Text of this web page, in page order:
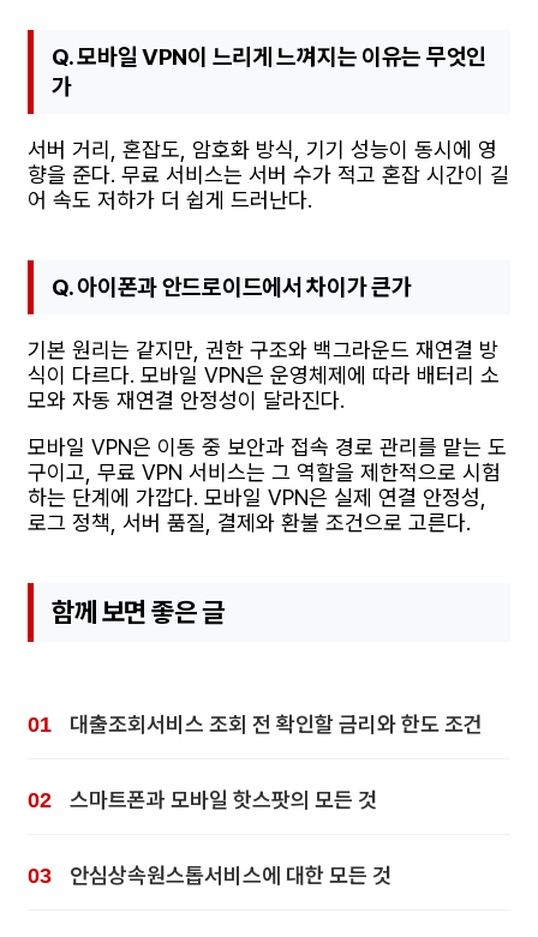
Q. 모바일 VPN이 느리게 느껴지는 이유는 무엇인
가
서버 거리, 혼잡도, 암호화 방식, 기기 성능이 동시에 영
향을 준다. 무료 서비스는 서버 수가 적고 혼잡 시간이 길
어 속도 저하가 더 쉽게 드러난다.
Q. 아이폰과 안드로이드에서 차이가 큰가
기본 원리는 같지만, 권한 구조와 백그라운드 재연결 방
식이 다르다. 모바일 VPN은 운영체제에 따라 배터리 소
모와 자동 재연결 안정성이 달라진다.
모바일 VPN은 이동 중 보안과 접속 경로 관리를 맡는 도
구이고, 무료 VPN 서비스는 그 역할을 제한적으로 시험
하는 단계에 가깝다. 모바일 VPN은 실제 연결 안정성,
로그 정책, 서버 품질, 결제와 환불 조건으로 고른다.
함께 보면 좋은 글
대출조회서비스 조회 전 확인할 금리와 한도 조건
스마트폰과 모바일 핫스팟의 모든 것
안심상속원스톱서비스에 대한 모든 것